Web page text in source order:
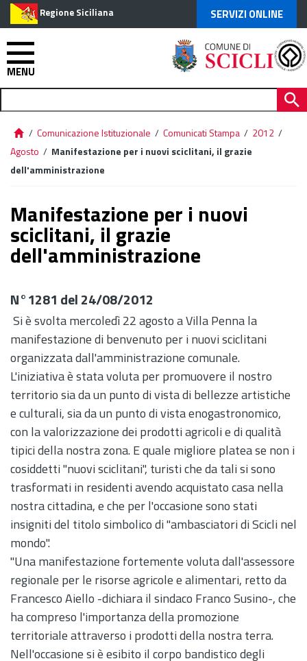
Regione Siciliana SERVIZI ONLINE
MENU
/ Comunicazione Istituzionale / Comunicati Stampa / 2012 /
Agosto / Manifestazione per i nuovi sciclitani, il grazie
dell'amministrazione
Manifestazione per i nuovi
sciclitani, il grazie
dell'amministrazione
N°1281 del 24/08/2012
Si è svolta mercoledì 22 agosto a Villa Penna la
manifestazione di benvenuto per i nuovi sciclitani
organizzata dall'amministrazione comunale.
L'iniziativa è stata voluta per promuovere il nostro
territorio sia da un punto di vista di bellezze artistiche
e culturali, sia da un punto di vista enogastronomico,
con la valorizzazione dei prodotti agricoli e di qualità
tipici della nostra zona. E quale migliore platea se non i
cosiddetti "nuovi sciclitani", turisti che da tali si sono
trasformati in residenti avendo acquistato casa nella
nostra cittadina, e che per l'occasione sono stati
insigniti del titolo simbolico di "ambasciatori di Scicli nel
mondo".
"Una manifestazione fortemente voluta dall'assessore
regionale per le risorse agricole e alimentari, retto da
Francesco Aiello -dichiara il sindaco Franco Susino-, che
ha compreso l'importanza della promozione
territoriale attraverso i prodotti della nostra terra.
Nell'occasione si è esibito il corpo bandistico degli